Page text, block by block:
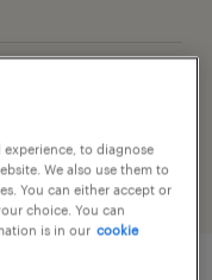
to diagnose
We also use them to
You can either accept or
choice. You can
is in our cookie